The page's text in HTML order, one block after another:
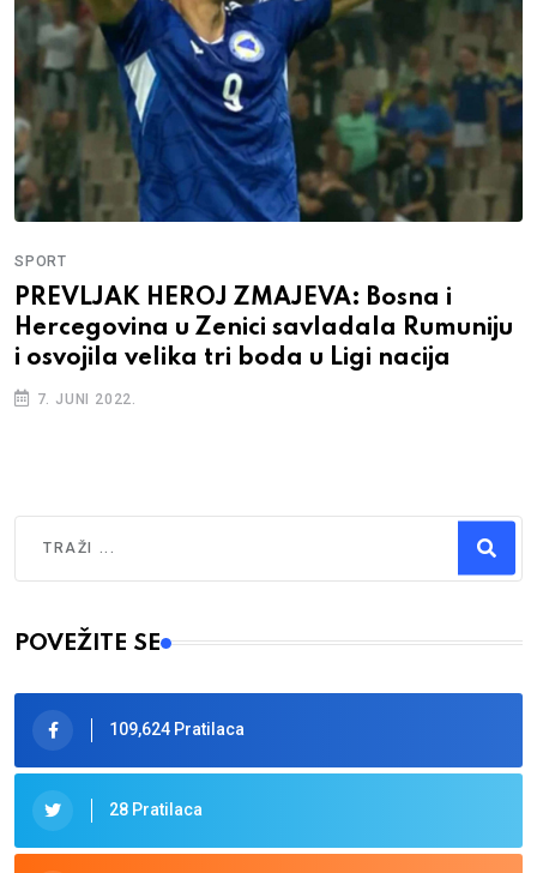
SPORT
PREVLJAK HEROJ ZMAJEVA: Bosna i
Hercegovina u Zenici savladala Rumuniju
i osvojila velika tri boda u Ligi nacija
7. JUNI 2022.
Type 2 or more characters for results.
POVEŽITE SE
109,624 Pratilaca
28 Pratilaca